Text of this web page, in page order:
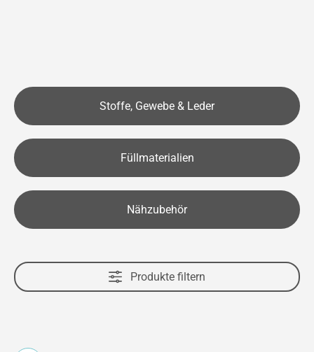
Stoffe, Gewebe & Leder
Füllmaterialien
Nähzubehör
Produkte filtern